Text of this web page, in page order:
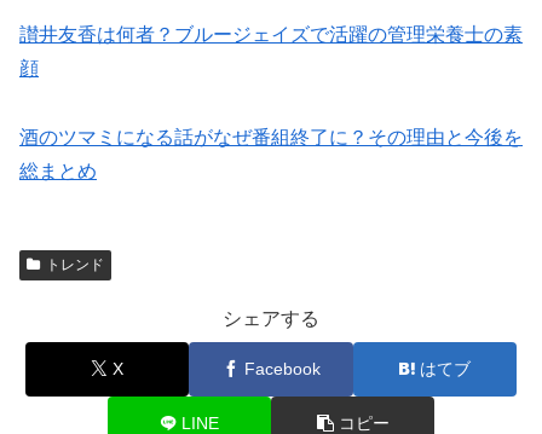
讃井友香は何者？ブルージェイズで活躍の管理栄養士の素
顔
酒のツマミになる話がなぜ番組終了に？その理由と今後を
総まとめ
トレンド
シェアする
X Facebook はてブ
LINE コピー